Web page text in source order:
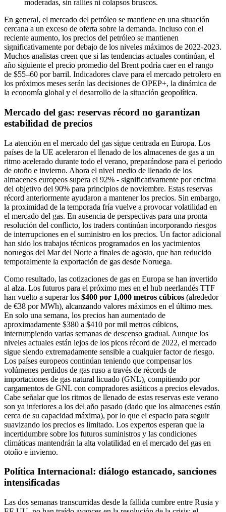
moderadas, sin rallies ni colapsos bruscos.
En general, el mercado del petróleo se mantiene en una situación
cercana a un exceso de oferta sobre la demanda. Incluso con el
reciente aumento, los precios del petróleo se mantienen
significativamente por debajo de los niveles máximos de 2022-2023.
Muchos analistas creen que si las tendencias actuales continúan, el
año siguiente el precio promedio del Brent podría caer en el rango
de $55–60 por barril. Indicadores clave para el mercado petrolero en
los próximos meses serán las decisiones de OPEP+, la dinámica de
la economía global y el desarrollo de la situación geopolítica.
Mercado del gas: reservas récord no garantizan
estabilidad de precios
La atención en el mercado del gas sigue centrada en Europa. Los
países de la UE aceleraron el llenado de los almacenes de gas a un
ritmo acelerado durante todo el verano, preparándose para el periodo
de otoño e invierno. Ahora el nivel medio de llenado de los
almacenes europeos supera el 92% - significativamente por encima
del objetivo del 90% para principios de noviembre. Estas reservas
récord anteriormente ayudaron a mantener los precios. Sin embargo,
la proximidad de la temporada fría vuelve a provocar volatilidad en
el mercado del gas. En ausencia de perspectivas para una pronta
resolución del conflicto, los traders continúan incorporando riesgos
de interrupciones en el suministro en los precios. Un factor adicional
han sido los trabajos técnicos programados en los yacimientos
noruegos del Mar del Norte a finales de agosto, que han reducido
temporalmente la exportación de gas desde Noruega.
Como resultado, las cotizaciones de gas en Europa se han invertido
al alza. Los futuros para el próximo mes en el hub neerlandés TTF
han vuelto a superar los $400 por 1,000 metros cúbicos (alrededor
de €38 por MWh), alcanzando valores máximos en el último mes.
En solo una semana, los precios han aumentado de
aproximadamente $380 a $410 por mil metros cúbicos,
interrumpiendo varias semanas de descenso gradual. Aunque los
niveles actuales están lejos de los picos récord de 2022, el mercado
sigue siendo extremadamente sensible a cualquier factor de riesgo.
Los países europeos continúan teniendo que compensar los
volúmenes perdidos de gas ruso a través de récords de
importaciones de gas natural licuado (GNL), compitiendo por
cargamentos de GNL con compradores asiáticos a precios elevados.
Cabe señalar que los ritmos de llenado de estas reservas este verano
son ya inferiores a los del año pasado (dado que los almacenes están
cerca de su capacidad máxima), por lo que el espacio para seguir
suavizando los precios es limitado. Los expertos esperan que la
incertidumbre sobre los futuros suministros y las condiciones
climáticas mantendrán la alta volatilidad en el mercado del gas en
otoño e invierno.
Política Internacional: diálogo estancado, sanciones
intensificadas
Las dos semanas transcurridas desde la fallida cumbre entre Rusia y